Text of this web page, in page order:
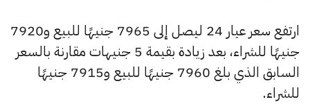
ارتفع سعر عيار 24 ليصل إلى 7965 جنيهًا للبيع و7920
جنيهًا للشراء، بعد زيادة بقيمة 5 جنيهات مقارنة بالسعر
السابق الذي بلغ 7960 جنيهًا للبيع و7915 جنيهًا
للشراء.